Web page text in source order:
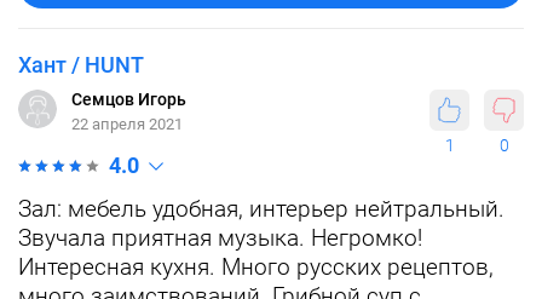
Хант / HUNT
1 0
Семцов Игорь
22 апреля 2021
4.0
Зал: мебель удобная, интерьер нейтральный.
Звучала приятная музыка. Негромко!
Интересная кухня. Много русских рецептов,